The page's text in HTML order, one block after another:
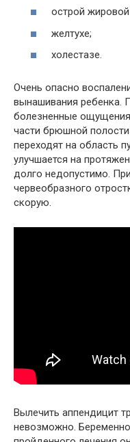
острой
желтухе;
холестазе.
Очень опасно
вынашивания ребенка.
болезненные
части брюшной
переходят на область
улучшается на
долго недопустимо.
червеобразного
скорую.
Вылечить аппендицит
невозможно.